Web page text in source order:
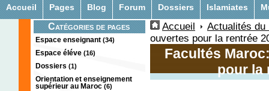
Accueil Pages Blog Forum Dossiers Islamiates
Catégories de pages
Espace enseignant (34)
Espace éléve (16)
Dossiers (1)
Orientation et enseignement
supérieur au Maroc (6)
Accueil
Actualités du
ouvertes pour la rentrée
Facultés
pour la